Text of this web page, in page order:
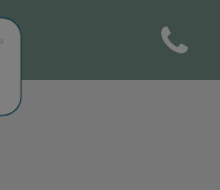
d'accueil de Clinique
Open